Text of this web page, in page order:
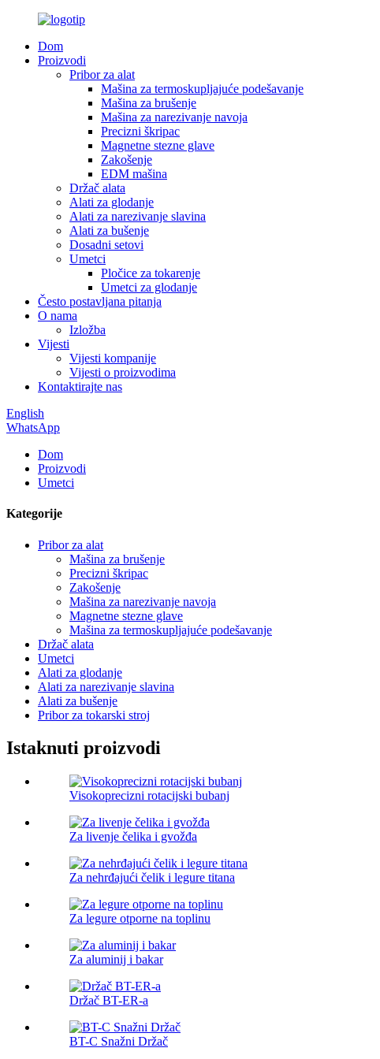
Dom
Proizvodi
Pribor za alat
Mašina za termoskupljajuće podešavanje
Mašina za brušenje
Mašina za narezivanje navoja
Precizni škripac
Magnetne stezne glave
Zakošenje
EDM mašina
Držač alata
Alati za glodanje
Alati za narezivanje slavina
Alati za bušenje
Dosadni setovi
Umetci
Pločice za tokarenje
Umetci za glodanje
Često postavljana pitanja
O nama
Izložba
Vijesti
Vijesti kompanije
Vijesti o proizvodima
Kontaktirajte nas
English
WhatsApp
Dom
Proizvodi
Umetci
Kategorije
Pribor za alat
Mašina za brušenje
Precizni škripac
Zakošenje
Mašina za narezivanje navoja
Magnetne stezne glave
Mašina za termoskupljajuće podešavanje
Držač alata
Umetci
Alati za glodanje
Alati za narezivanje slavina
Alati za bušenje
Pribor za tokarski stroj
Istaknuti proizvodi
Visokoprecizni rotacijski bubanj
Za livenje čelika i gvožđa
Za nehrđajući čelik i legure titana
Za legure otporne na toplinu
Za aluminij i bakar
Držač BT-ER-a
BT-C Snažni Držač